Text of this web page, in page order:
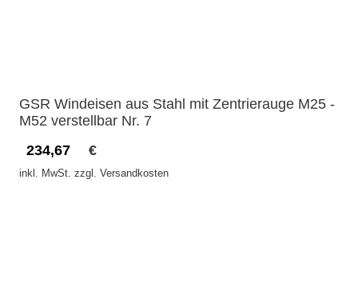
GSR Windeisen aus Stahl mit Zentrierauge M25 -
M52 verstellbar Nr. 7
234,67
€
inkl. MwSt. zzgl. Versandkosten